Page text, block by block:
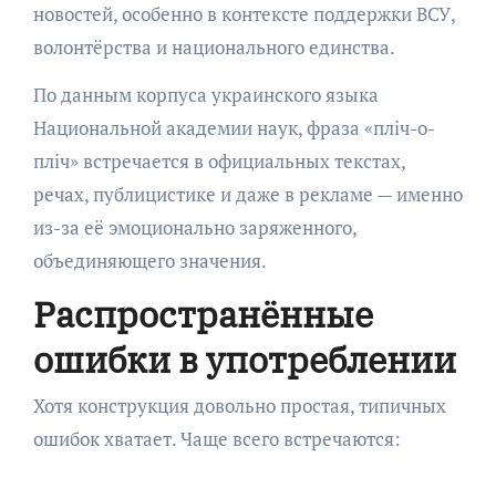
новостей, особенно в контексте поддержки ВСУ,
волонтёрства и национального единства.
По данным корпуса украинского языка
Национальной академии наук, фраза «пліч-о-
пліч» встречается в официальных текстах,
речах, публицистике и даже в рекламе — именно
из-за её эмоционально заряженного,
объединяющего значения.
Распространённые
ошибки в употреблении
Хотя конструкция довольно простая, типичных
ошибок хватает. Чаще всего встречаются: